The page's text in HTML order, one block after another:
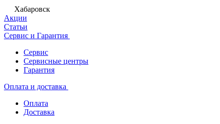
Хабаровск
Акции
Статьи
Сервис и Гарантия
Сервис
Сервисные центры
Гарантия
Оплата и доставка
Оплата
Доставка